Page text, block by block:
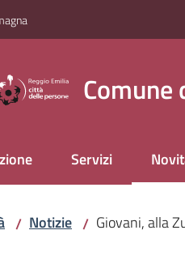
Comune
Servizi
/ Notizie / Giovani, alla